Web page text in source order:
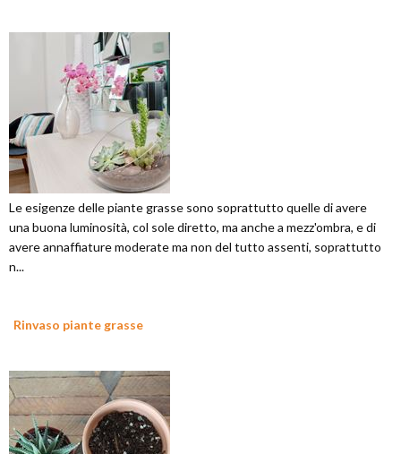
Le esigenze delle piante grasse sono soprattutto quelle di avere
una buona luminosità, col sole diretto, ma anche a mezz'ombra, e di
avere annaffiature moderate ma non del tutto assenti, soprattutto
n...
Rinvaso piante grasse